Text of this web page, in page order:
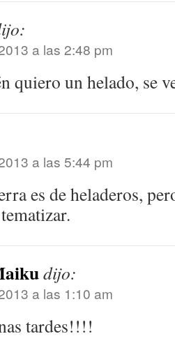
a las 2:48 pm
quiero un helado, se
a las 5:44 pm
es de heladeros,
dijo:
a las 1:10 am
tardes!!!!